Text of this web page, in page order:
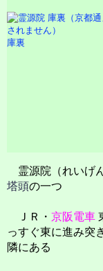
庫裏
霊源院（れいげ
塔頭の一つ
ＪＲ・ 京阪電車
っすぐ東に進み突
隣にある